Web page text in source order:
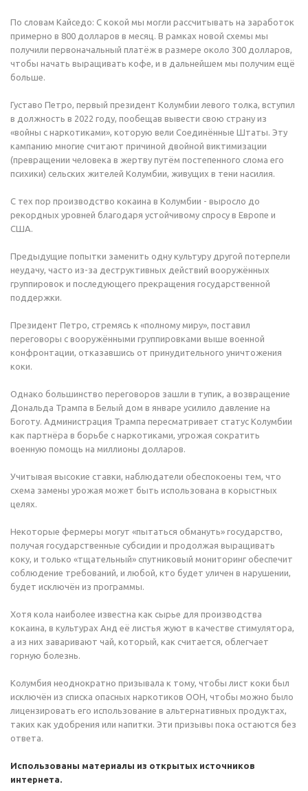
По словам Кайседо: С кокой мы могли рассчитывать на заработок
примерно в 800 долларов в месяц. В рамках новой схемы мы
получили первоначальный платёж в размере около 300 долларов,
чтобы начать выращивать кофе, и в дальнейшем мы получим ещё
больше.
Густаво Петро, первый президент Колумбии левого толка, вступил
в должность в 2022 году, пообещав вывести свою страну из
«войны с наркотиками», которую вели Соединённые Штаты. Эту
кампанию многие считают причиной двойной виктимизации
(превращении человека в жертву путём постепенного слома его
психики) сельских жителей Колумбии, живущих в тени насилия.
С тех пор производство кокаина в Колумбии - выросло до
рекордных уровней благодаря устойчивому спросу в Европе и
США.
Предыдущие попытки заменить одну культуру другой потерпели
неудачу, часто из-за деструктивных действий вооружённых
группировок и последующего прекращения государственной
поддержки.
Президент Петро, стремясь к «полному миру», поставил
переговоры с вооружёнными группировками выше военной
конфронтации, отказавшись от принудительного уничтожения
коки.
Однако большинство переговоров зашли в тупик, а возвращение
Дональда Трампа в Белый дом в январе усилило давление на
Боготу. Администрация Трампа пересматривает статус Колумбии
как партнёра в борьбе с наркотиками, угрожая сократить
военную помощь на миллионы долларов.
Учитывая высокие ставки, наблюдатели обеспокоены тем, что
схема замены урожая может быть использована в корыстных
целях.
Некоторые фермеры могут «пытаться обмануть» государство,
получая государственные субсидии и продолжая выращивать
коку, и только «тщательный» спутниковый мониторинг обеспечит
соблюдение требований, и любой, кто будет уличен в нарушении,
будет исключён из программы.
Хотя кола наиболее известна как сырье для производства
кокаина, в культурах Анд её листья жуют в качестве стимулятора,
а из них заваривают чай, который, как считается, облегчает
горную болезнь.
Колумбия неоднократно призывала к тому, чтобы лист коки был
исключён из списка опасных наркотиков ООН, чтобы можно было
лицензировать его использование в альтернативных продуктах,
таких как удобрения или напитки. Эти призывы пока остаются без
ответа.
Использованы материалы из открытых источников
интернета.